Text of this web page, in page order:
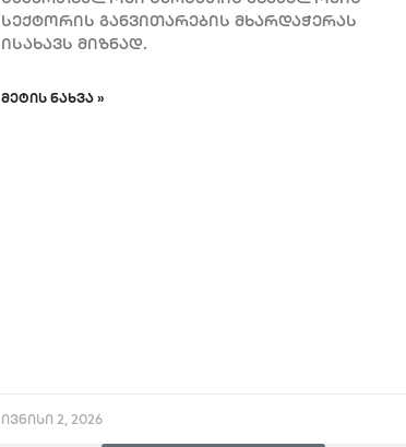
სექტორის განვითარების მხარდაჭერას
ისახავს მიზნად.
ᲛᲔᲢᲘᲡ ᲜᲐᲮᲕᲐ »
ივნისი 2, 2026